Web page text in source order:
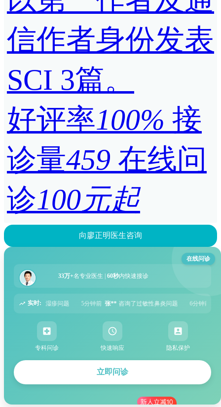
信作者身份发表
SCI 3篇。
好评率100% 接
诊量459 在线问
诊100元起
向廖正明医生咨询
在线问诊
33万+名专业医生 | 60秒内快速接诊
实时:
张** 咨询了过敏性鼻炎问题 6分钟前 周** 咨询了胃痛问题 8分钟前
专科问诊 快速响应 隐私保护
立即问诊